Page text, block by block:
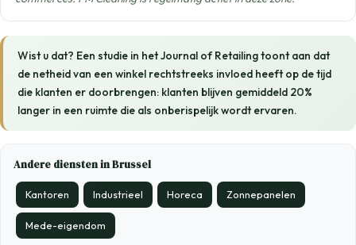
Wist u dat? Een studie in het Journal of Retailing toont aan dat
de netheid van een winkel rechtstreeks invloed heeft op de tijd
die klanten er doorbrengen: klanten blijven gemiddeld 20%
langer in een ruimte die als onberispelijk wordt ervaren.
Andere diensten in Brussel
Kantoren Industrieel Horeca Zonnepanelen
Mede-eigendom